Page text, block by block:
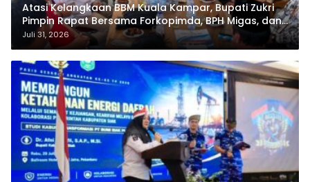
Atasi Kelangkaan BBM Kuala Kampar, Bupati Zukri
Pimpin Rapat Bersama Forkopimda, BPH Migas, dan
Pertamina
Juli 31, 2026